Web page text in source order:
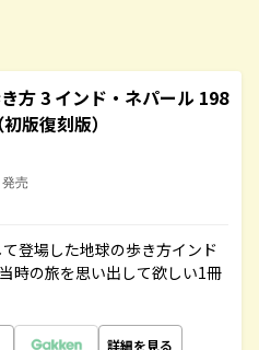
方 3 インド・ネパール 198
版復刻版）
売
登場した地球の歩き方インド
時の旅を思い出して欲しい1冊
詳細を見る